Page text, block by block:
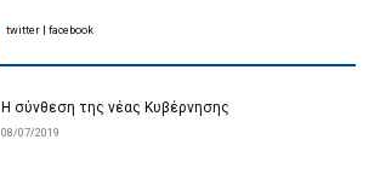
Η σύνθεση της νέας Κυβέρνησης
08/07/2019
twitter facebook